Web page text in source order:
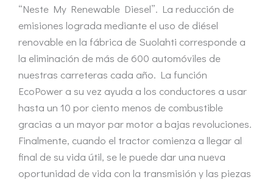
“Neste My Renewable Diesel”. La reducción de
emisiones lograda mediante el uso de diésel
renovable en la fábrica de Suolahti corresponde a
la eliminación de más de 600 automóviles de
nuestras carreteras cada año. La función
EcoPower a su vez ayuda a los conductores a usar
hasta un 10 por ciento menos de combustible
gracias a un mayor par motor a bajas revoluciones.
Finalmente, cuando el tractor comienza a llegar al
final de su vida útil, se le puede dar una nueva
oportunidad de vida con la transmisión y las piezas